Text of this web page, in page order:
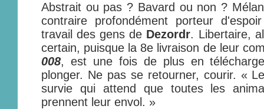
Abstrait ou pas ? Bavard ou non ?
contraire profondément porteur
travail des gens de Dezordr. Libertaire,
certain, puisque la 8e livraison de leur
008, est une fois de plus en
plonger. Ne pas se retourner, courir. «
survie qui attend que toutes les
prennent leur envol. »